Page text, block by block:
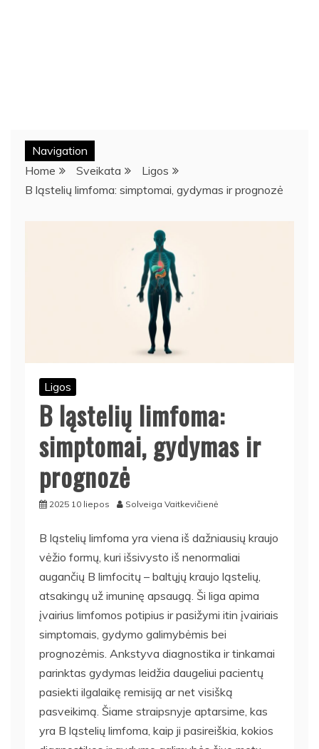
Navigation
Home
Sveikata
Ligos
B ląstelių limfoma: simptomai, gydymas ir prognozė
Ligos
B ląstelių limfoma:
simptomai, gydymas ir
prognozė
2025 10 liepos Solveiga Vaitkevičienė
B ląstelių limfoma yra viena iš dažniausių kraujo
vėžio formų, kuri išsivysto iš nenormaliai
augančių B limfocitų – baltųjų kraujo ląstelių,
atsakingų už imuninę apsaugą. Ši liga apima
įvairius limfomos potipius ir pasižymi itin įvairiais
simptomais, gydymo galimybėmis bei
prognozėmis. Ankstyva diagnostika ir tinkamai
parinktas gydymas leidžia daugeliui pacientų
pasiekti ilgalaikę remisiją ar net visišką
pasveikimą. Šiame straipsnyje aptarsime, kas
yra B ląstelių limfoma, kaip ji pasireiškia, kokios